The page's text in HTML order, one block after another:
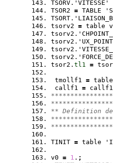
TSORV.'VITESSE'
TSOR2 =
tsorv2 = table
tsor2. tl1 =
tmollf1 =
callf1 =
** Definition
TINIT = table
v0 = 1 . ;